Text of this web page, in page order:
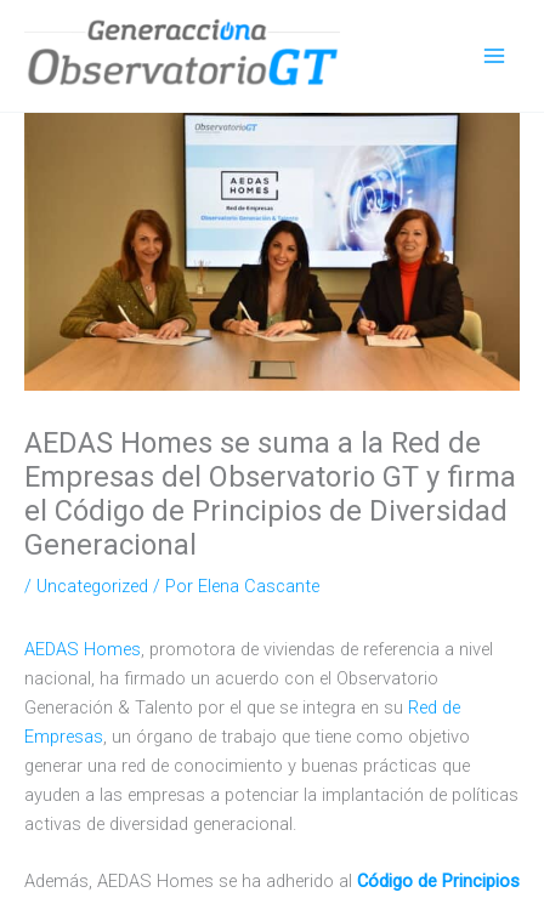
contenido
AEDAS Homes se suma a la Red de
Empresas del Observatorio GT y firma
el Código de Principios de Diversidad
Generacional
/ Uncategorized / Por Elena Cascante
AEDAS Homes, promotora de viviendas de referencia a nivel
nacional, ha firmado un acuerdo con el Observatorio
Generación & Talento por el que se integra en su Red de
Empresas, un órgano de trabajo que tiene como objetivo
generar una red de conocimiento y buenas prácticas que
ayuden a las empresas a potenciar la implantación de políticas
activas de diversidad generacional.
Además, AEDAS Homes se ha adherido al Código de Principios